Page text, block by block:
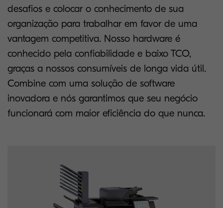
desafios e colocar o conhecimento de sua
organização para trabalhar em favor de uma
vantagem competitiva. Nosso hardware é
conhecido pela confiabilidade e baixo TCO,
graças a nossos consumíveis de longa vida útil.
Combine com uma solução de software
inovadora e nós garantimos que seu negócio
funcionará com maior eficiência do que nunca.